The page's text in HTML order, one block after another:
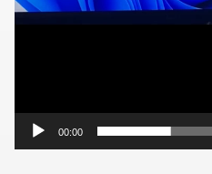
00:00